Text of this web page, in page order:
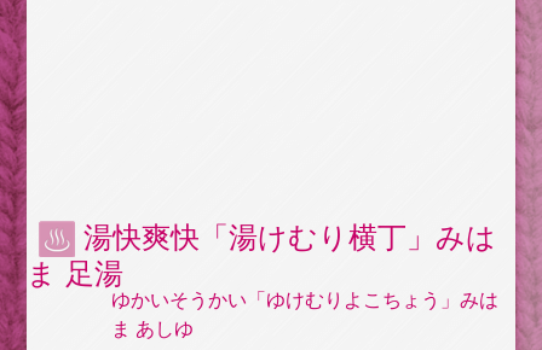
湯快爽快「湯けむり横丁」みは
ま 足湯
ゆかいそうかい「ゆけむりよこちょう」みは
ま あしゆ